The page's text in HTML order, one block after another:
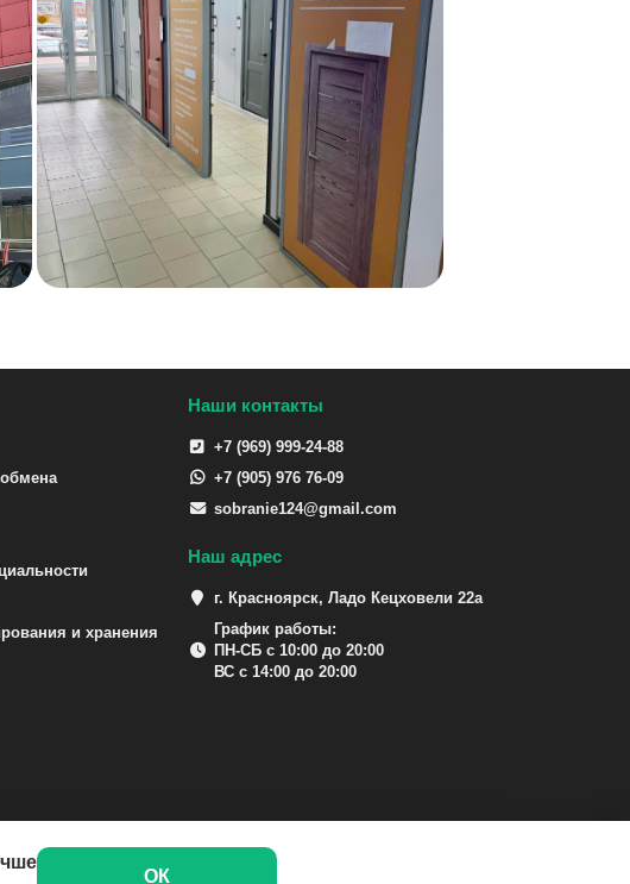
и хранения
Наши контакты
+7 (969) 999-24-88
+7 (905) 976 76-09
sobranie124@gmail.com
Наш адрес
г. Красноярск, Ладо Кецховели 22а
График работы:
ПН-СБ с 10:00 до 20:00
ВС с 14:00 до 20:00
ОК